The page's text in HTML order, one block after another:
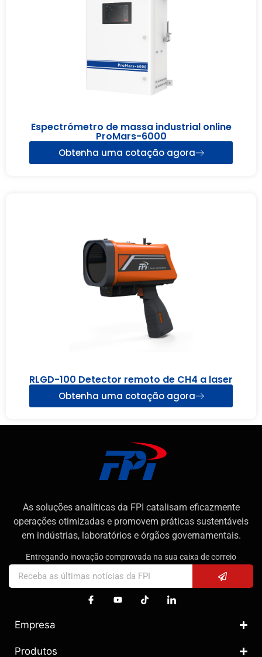
Espectrómetro de massa industrial online
ProMars-6000
Obtenha uma cotação agora
RLGD-100 Detector remoto de CH4 a laser
Obtenha uma cotação agora
As soluções analíticas da FPI catalisam eficazmente
operações otimizadas e promovem práticas sustentáveis
em indústrias, laboratórios e órgãos governamentais.
Entregando inovação comprovada na sua caixa de correio
Empresa
Produtos